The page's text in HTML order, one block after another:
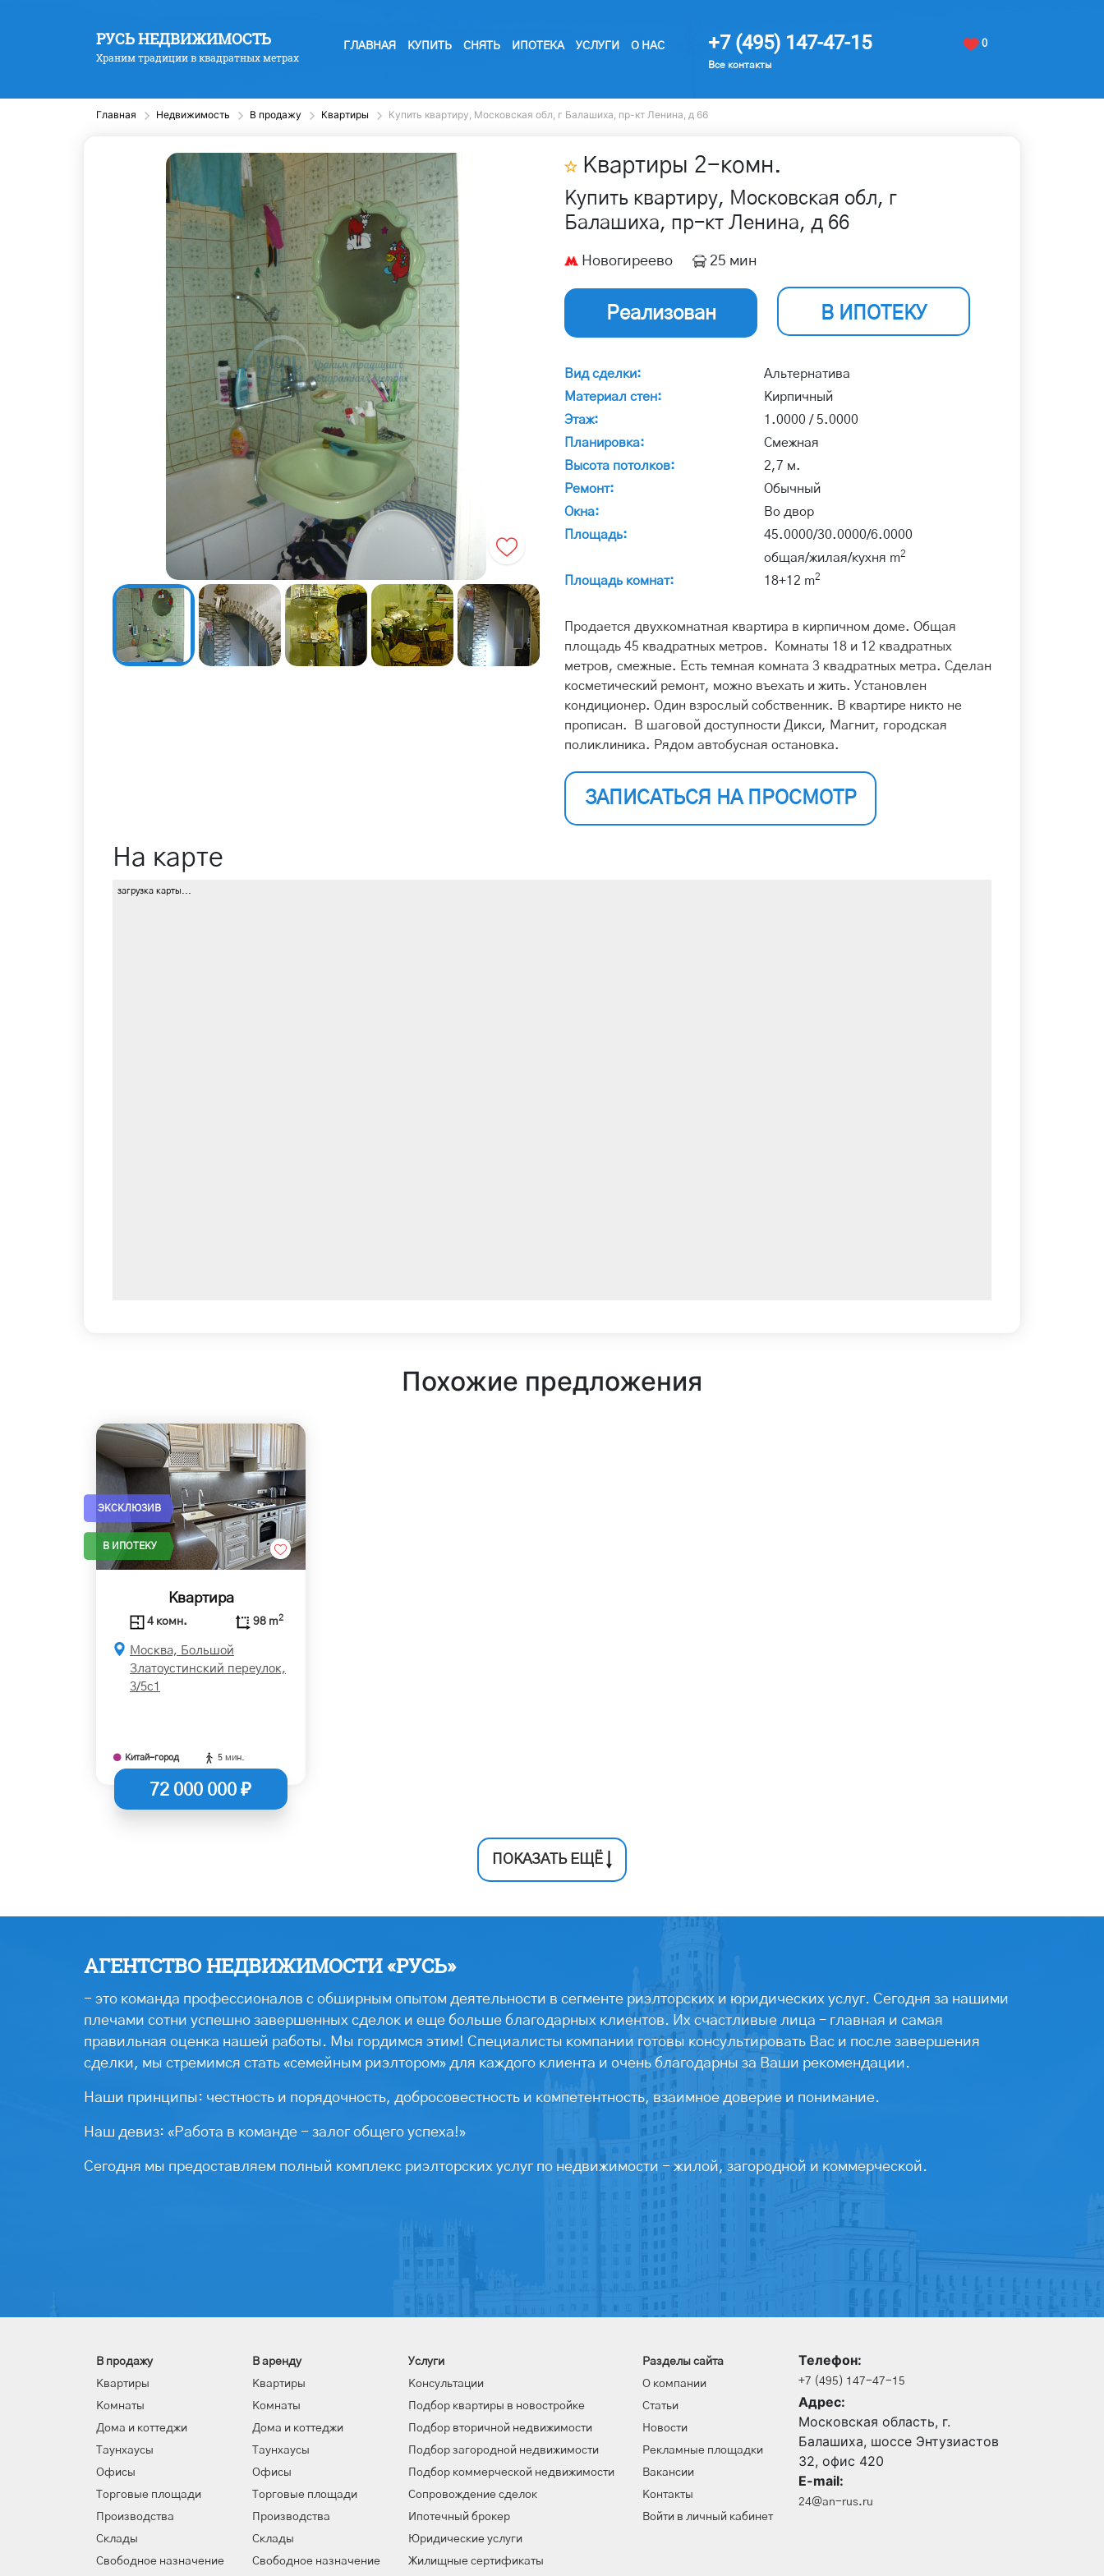
РУСЬ НЕДВИЖИМОСТЬ
Храним традиции в квадратных метрах
ГЛАВНАЯ КУПИТЬ СНЯТЬ ИПОТЕКА УСЛУГИ О НАС +7 (495) 147-47-15
Все контакты
0
Главная Недвижимость В продажу Квартиры Купить квартиру, Московская обл, г Балашиха, пр-кт Ленина, д 66
Квартиры 2-комн.
Купить квартиру, Московская обл, г
Балашиха, пр-кт Ленина, д 66
Новогиреево 25 мин
Реализован В ИПОТЕКУ
Вид сделки:
Альтернатива
Материал стен:
Кирпичный
Этаж:
1.0000 / 5.0000
Планировка:
Смежная
Высота потолков:
2,7 м.
Ремонт:
Обычный
Окна:
Во двор
Площадь:
45.0000/30.0000/6.0000
общая/жилая/кухня m2
Площадь комнат: 18+12 m2
Продается двухкомнатная квартира в кирпичном доме. Общая
площадь 45 квадратных метров. Комнаты 18 и 12 квадратных
метров, смежные. Есть темная комната 3 квадратных метра. Сделан
косметический ремонт, можно въехать и жить. Установлен
кондиционер. Один взрослый собственник. В квартире никто не
прописан. В шаговой доступности Дикси, Магнит, городская
поликлиника. Рядом автобусная остановка.
ЗАПИСАТЬСЯ НА ПРОСМОТР
На карте
загрузка карты...
Похожие предложения
ЭКСКЛЮЗИВ
В ИПОТЕКУ
Квартира
4 комн. 98 m2
Москва, Большой
Златоустинский переулок,
3/5с1
Китай-город 5 мин.
72 000 000 ₽
ПОКАЗАТЬ ЕЩЁ
АГЕНТСТВО НЕДВИЖИМОСТИ «РУСЬ»
- это команда профессионалов с обширным опытом деятельности в сегменте риэлторских и юридических услуг. Сегодня за нашими
плечами сотни успешно завершенных сделок и еще больше благодарных клиентов. Их счастливые лица – главная и самая
правильная оценка нашей работы. Мы гордимся этим! Специалисты компании готовы консультировать Вас и после завершения
сделки, мы стремимся стать «семейным риэлтором» для каждого клиента и очень благодарны за Ваши рекомендации.
Наши принципы: честность и порядочность, добросовестность и компетентность, взаимное доверие и понимание.
Наш девиз: «Работа в команде - залог общего успеха!»
Сегодня мы предоставляем полный комплекс риэлторских услуг по недвижимости - жилой, загородной и коммерческой.
В продажу
Квартиры
Комнаты
Дома и коттеджи
Таунхаусы
Офисы
Торговые площади
Производства
Склады
Свободное назначение
В аренду
Квартиры
Комнаты
Дома и коттеджи
Таунхаусы
Офисы
Торговые площади
Производства
Склады
Свободное назначение
Услуги
Консультации
Подбор квартиры в новостройке
Подбор вторичной недвижимости
Подбор загородной недвижимости
Подбор коммерческой недвижимости
Сопровождение сделок
Ипотечный брокер
Юридические услуги
Жилищные сертификаты
Разделы сайта
О компании
Статьи
Новости
Рекламные площадки
Вакансии
Контакты
Войти в личный кабинет
Телефон:
+7 (495) 147-47-15
Адрес:
Московская область, г.
Балашиха, шоссе Энтузиастов
32, офис 420
E-mail:
24@an-rus.ru